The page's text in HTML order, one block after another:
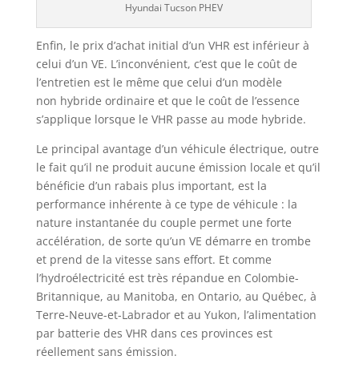
Hyundai Tucson PHEV
Enfin, le prix d’achat initial d’un VHR est inférieur à
celui d’un VE. L’inconvénient, c’est que le coût de
l’entretien est le même que celui d’un modèle
non hybride ordinaire et que le coût de l’essence
s’applique lorsque le VHR passe au mode hybride.
Le principal avantage d’un véhicule électrique, outre
le fait qu’il ne produit aucune émission locale et qu’il
bénéficie d’un rabais plus important, est la
performance inhérente à ce type de véhicule : la
nature instantanée du couple permet une forte
accélération, de sorte qu’un VE démarre en trombe
et prend de la vitesse sans effort. Et comme
l’hydroélectricité est très répandue en Colombie-
Britannique, au Manitoba, en Ontario, au Québec, à
Terre-Neuve-et-Labrador et au Yukon, l’alimentation
par batterie des VHR dans ces provinces est
réellement sans émission.